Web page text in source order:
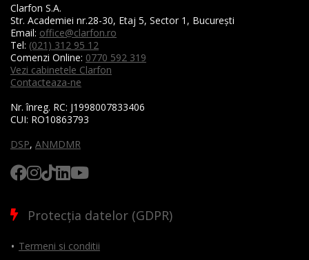
Clarfon S.A.
Str. Academiei nr.28-30, Etaj 5, Sector 1, București
Email: office@clarfon.ro
Tel: (021) 312 95 12
Comenzi Online: 0770 592 319
Vezi cabinetele Clarfon
Contacteaza-ne
Nr. înreg. RC: J1998007833406
CUI: RO10863793
DSP, ANMDMR
Protecția datelor (GDPR)
Termeni si conditii